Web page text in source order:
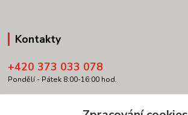
Kontakty
+420 373 033 078
Pondělí - Pátek 8:00-16:00 hod.